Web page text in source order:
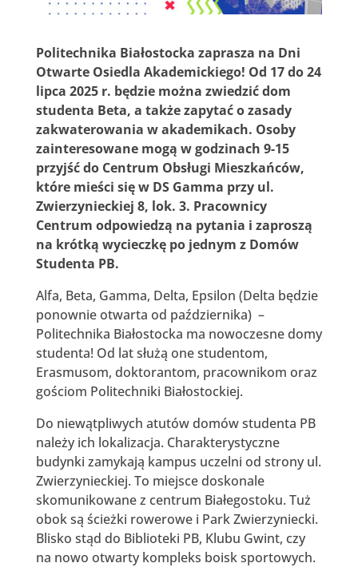
Politechnika Białostocka zaprasza na Dni
Otwarte Osiedla Akademickiego! Od 17 do 24
lipca 2025 r. będzie można zwiedzić dom
studenta Beta, a także zapytać o zasady
zakwaterowania w akademikach. Osoby
zainteresowane mogą w godzinach 9-15
przyjść do Centrum Obsługi Mieszkańców,
które mieści się w DS Gamma przy ul.
Zwierzynieckiej 8, lok. 3. Pracownicy
Centrum odpowiedzą na pytania i zaproszą
na krótką wycieczkę po jednym z Domów
Studenta PB.
Alfa, Beta, Gamma, Delta, Epsilon (Delta będzie
ponownie otwarta od października) –
Politechnika Białostocka ma nowoczesne domy
studenta! Od lat służą one studentom,
Erasmusom, doktorantom, pracownikom oraz
gościom Politechniki Białostockiej.
Do niewątpliwych atutów domów studenta PB
należy ich lokalizacja. Charakterystyczne
budynki zamykają kampus uczelni od strony ul.
Zwierzynieckiej. To miejsce doskonale
skomunikowane z centrum Białegostoku. Tuż
obok są ścieżki rowerowe i Park Zwierzyniecki.
Blisko stąd do Biblioteki PB, Klubu Gwint, czy
na nowo otwarty kompleks boisk sportowych.